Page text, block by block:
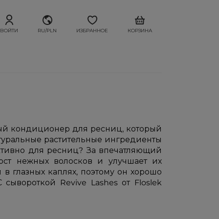
ВОЙТИ RU/PLN ИЗБРАННОЕ КОРЗИНА
кондиционер для ресниц, который
растительные ингредиенты
для ресниц? За впечатляющий
нежных волосков и улучшает их
глазных каплях, поэтому он хорошо
сывороткой Revive Lashes от Floslek